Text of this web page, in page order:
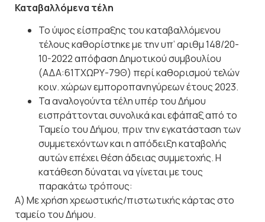
Καταβαλλόμενα τέλη
Το ύψος είσπραξης του καταβαλλόμενου
τέλους καθορίστηκε με την υπ’ αριθμ 148/20-
10-2022 απόφαση Δημοτικού συμβουλίου
(ΑΔΑ:61ΤΧΩΡΥ-79Θ) περί καθορισμού τελών
κοιν. χώρωνεμποροπανηγύρεωνέτους 2023.
Τα αναλογούντα τέλη υπέρ του Δήμου
εισπράττονται συνολικά και εφάπαξ από το
Ταμείο του Δήμου, πριν την εγκατάσταση των
συμμετεχόντων και η απόδειξη καταβολής
αυτών επέχει θέση άδειας συμμετοχής. Η
κατάθεση δύναται να γίνεται με τους
παρακάτω τρόπους:
Α) Με χρήση χρεωστικής/πιστωτικής κάρτας στο
ταμείο τουΔήμου.